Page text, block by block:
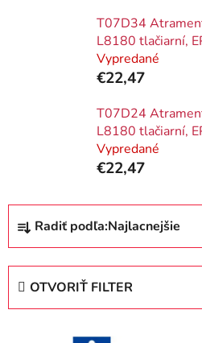
T07D34
L8180 tlačiarní,
Vypredané
€22,47
T07D24
L8180 tlačiarní,
Vypredané
€22,47
R
d
Radiť podľa:Najlacnejšie
OTVORIŤ FILTER